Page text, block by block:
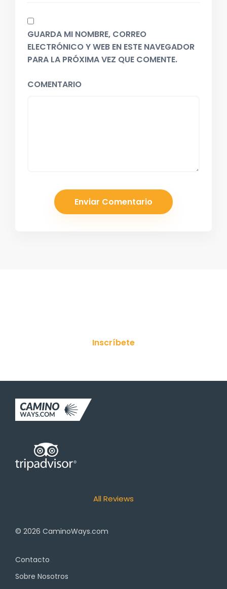
GUARDA MI NOMBRE, CORREO
ELECTRÓNICO Y WEB EN ESTE NAVEGADOR
PARA LA PRÓXIMA VEZ QUE COMENTE.
COMENTARIO
Inscríbete
All Reviews
© 2026 CaminoWays.com
Contacto
Sobre Nosotros